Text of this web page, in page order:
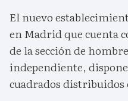
El nuevo
en Madrid que cuenta
de la sección de
independiente,
cuadrados distribuidos